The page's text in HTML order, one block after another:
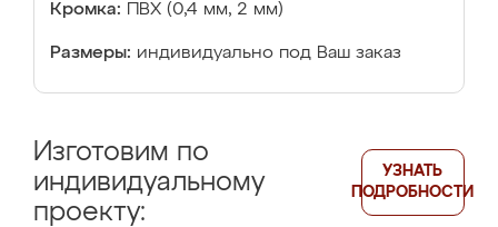
Кромка: ПВХ (0,4 мм, 2 мм)
Размеры: индивидуально под Ваш заказ
Изготовим по
индивидуальному
проекту:
УЗНАТЬ
ПОДРОБНОСТИ